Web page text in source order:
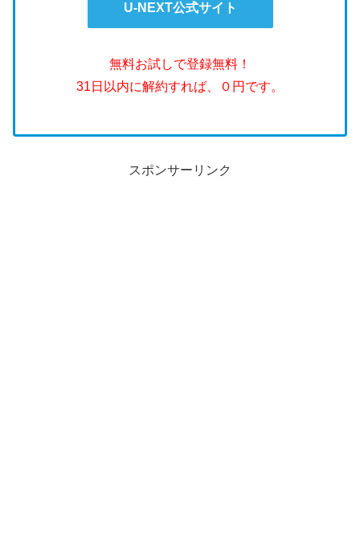
U-NEXT公式サイト
無料お試しで登録無料！
31日以内に解約すれば、０円です。
スポンサーリンク